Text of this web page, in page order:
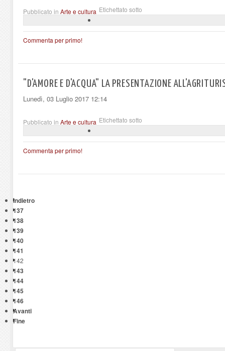
Pubblicato in Arte e cultura Etichettato sotto
Commenta per primo!
"D'AMORE E D'ACQUA" LA PRESENTAZIONE
Lunedì, 03 Luglio 2017 12:14
Pubblicato in Arte e cultura Etichettato sotto
Commenta per primo!
Indietro
137
138
139
140
141
142
143
144
145
146
Avanti
Fine